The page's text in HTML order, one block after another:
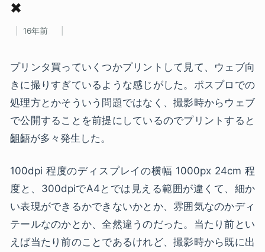
✖
16年前
プリンタ買っていくつかプリントして見て、ウェブ向
きに撮りすぎているような感じがした。ポスプロでの
処理方とかそういう問題ではなく、撮影時からウェブ
で公開することを前提にしているのでプリントすると
齟齬が多々発生した。
100dpi 程度のディスプレイの横幅 1000px 24cm 程
度と、300dpiでA4とでは見える範囲が違くて、細か
い表現ができるかできないかとか、雰囲気なのかディ
テールなのかとか、全然違うのだった。当たり前とい
えば当たり前のことであるけれど、撮影時から既に出